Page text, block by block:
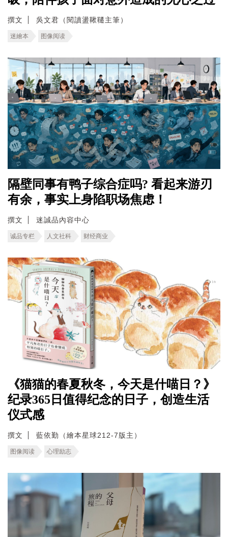
撰文 吳文君（閱讀盪鞦韆主筆）
迷繪本 图像阅读
隔壁同事有鸭子综合症吗? 看起来游刃
有余，事实上身陷职场焦虑！
撰文 迷誠品內容中心
诚品专栏 人文社科 财经商业
《猫猫的春夏秋冬，今天是什喵日？》
纪录365日值得纪念的日子，创造生活
仪式感
撰文 藍依勤（繪本星球212-7版主）
图像阅读 心理励志